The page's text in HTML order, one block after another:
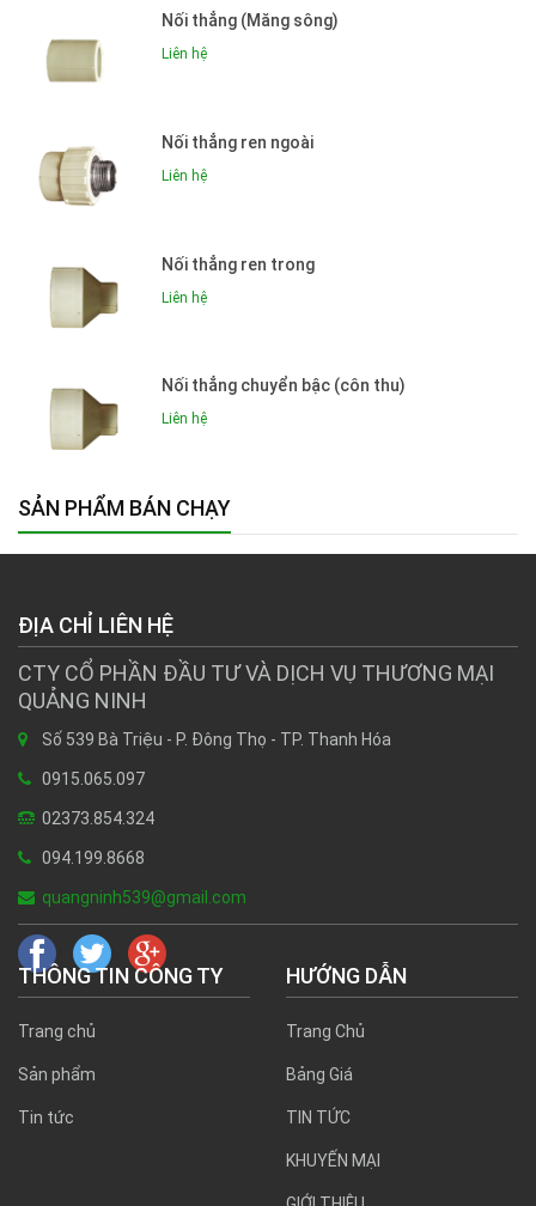
Nối thẳng (Măng sông)
Liên hệ
Nối thẳng ren ngoài
Liên hệ
Nối thẳng ren trong
Liên hệ
Nối thẳng chuyển bậc (côn thu)
Liên hệ
SẢN PHẨM BÁN CHẠY
ĐỊA CHỈ LIÊN HỆ
CTY CỔ PHẦN ĐẦU TƯ VÀ DỊCH VỤ THƯƠNG MẠI
QUẢNG NINH
Số 539 Bà Triệu - P. Đông Thọ - TP. Thanh Hóa
0915.065.097
02373.854.324
094.199.8668
quangninh539@gmail.com
THÔNG TIN CÔNG TY
Trang chủ
Sản phẩm
Tin tức
HƯỚNG DẪN
Trang Chủ
Bảng Giá
TIN TỨC
KHUYẾN MẠI